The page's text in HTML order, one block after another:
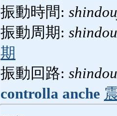
振動時間:
振動周期:
期
振動回路:
controlla anche